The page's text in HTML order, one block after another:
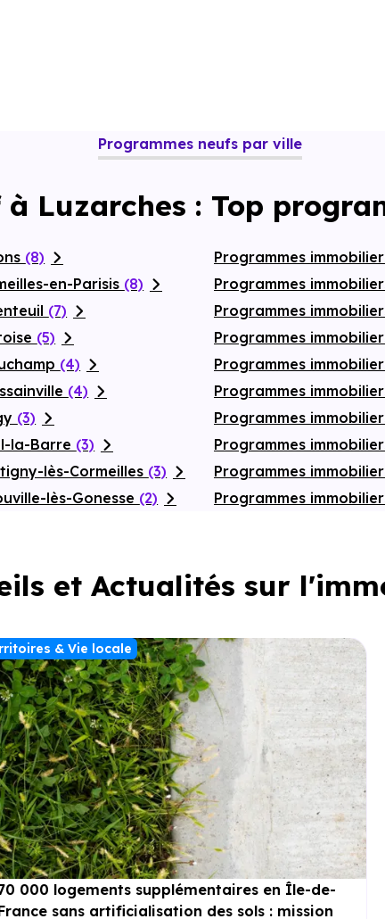
Programmes neufs par ville
Luzarches : Top
(8)
en-Parisis (8)
(7)
(5)
(4)
(4)
(3)
la-Barre (3)
lès-Cormeilles (3)
lès-Gonesse (2)
Programmes
Programmes
Programmes
Programmes
Programmes
Programmes
Programmes
Programmes
Programmes
Programmes
et Actualités sur
& Vie locale
000 logements supplémentaires en Île-de-
sans artificialisation des sols : mission